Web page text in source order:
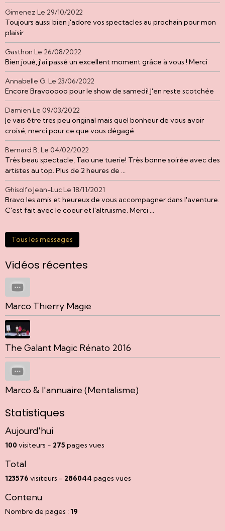
Gimenez Le 29/10/2022
Toujours aussi bien j'adore vos spectacles au prochain pour mon
plaisir
Gasthon Le 26/08/2022
Bien joué, j'ai passé un excellent moment grâce à vous ! Merci
Annabelle G. Le 23/06/2022
Encore Bravooooo pour le show de samedi! J'en reste scotchée
Damien Le 09/03/2022
Je vais être tres peu original mais quel bonheur de vous avoir
croisé, merci pour ce que vous dégagé. ...
Bernard B. Le 04/02/2022
Très beau spectacle, Tao une tuerie! Très bonne soirée avec des
artistes au top. Plus de 2 heures de ...
Ghisolfo Jean-LucLe 18/11/2021
Bravo les amis et heureux de vous accompagner dans l'aventure.
C'est fait avec le coeur et l'altruisme. Merci ...
Tous les messages
Vidéos récentes
Marco Thierry Magie
The Galant Magic Rénato 2016
Marco & l'annuaire (Mentalisme)
Statistiques
Aujourd'hui
100 visiteurs - 275 pages vues
Total
123576 visiteurs - 286044 pages vues
Contenu
Nombre de pages :19